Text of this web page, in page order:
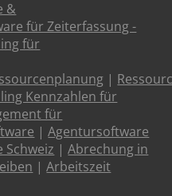
&
für Zeiterfassung -
für
|
Kennzahlen für
für
|Agentursoftware
|Abrechung in
|Arbeitszeit